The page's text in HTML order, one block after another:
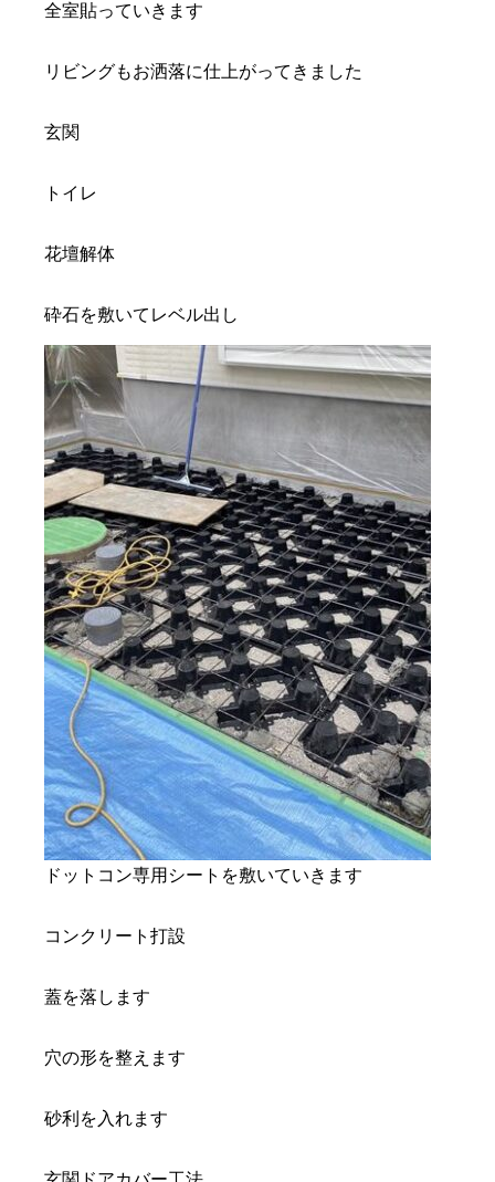
全室貼っていきます
リビングもお洒落に仕上がってきました
玄関
トイレ
花壇解体
砕石を敷いてレベル出し
ドットコン専用シートを敷いていきます
コンクリート打設
蓋を落します
穴の形を整えます
砂利を入れます